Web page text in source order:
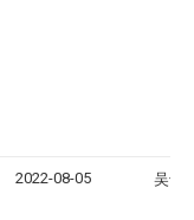
2022-08-05 吴也